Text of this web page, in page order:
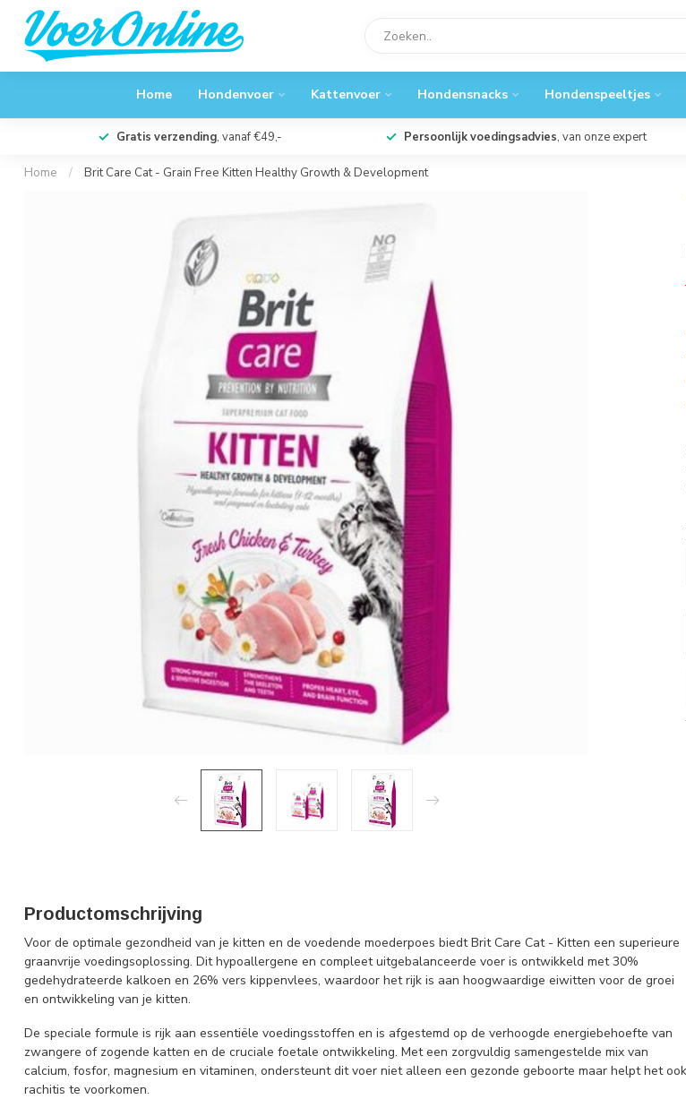
Home Hondenvoer Kattenvoer Hondensnacks Hondenspeeltjes
Gratis verzending, vanaf €49,- Persoonlijk voedingsadvies, van onze expert
Home / Brit Care Cat - Grain Free Kitten Healthy Growth & Development
Productomschrijving
Voor de optimale gezondheid van je kitten en de voedende moederpoes biedt Brit Care Cat - Kitten een superieure
graanvrije voedingsoplossing. Dit hypoallergene en compleet uitgebalanceerde voer is ontwikkeld met 30%
gedehydrateerde kalkoen en 26% vers kippenvlees, waardoor het rijk is aan hoogwaardige eiwitten voor de groei
en ontwikkeling van je kitten.
De speciale formule is rijk aan essentiële voedingsstoffen en is afgestemd op de verhoogde energiebehoefte van
zwangere of zogende katten en de cruciale foetale ontwikkeling. Met een zorgvuldig samengestelde mix van
calcium, fosfor, magnesium en vitaminen, ondersteunt dit voer niet alleen een gezonde geboorte maar helpt het ook
rachitis te voorkomen.